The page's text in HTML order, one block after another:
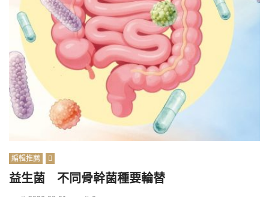
編輯推薦
益生菌 不同骨幹菌種要輪替